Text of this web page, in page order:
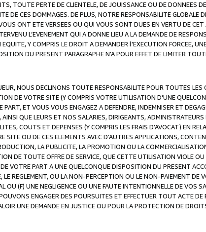
TOUTE PERTE DE CLIENTELE, DE JOUISSANCE OU DE DONNEES
DE CES DOMMAGES. DE PLUS, NOTRE RESPONSABILITE GLOBALE
ONT ETE VERSEES OU QUI VOUS SONT DUES EN VERTU DE
L’EVENEMENT QUI A DONNE LIEU A LA DEMANDE DE
Y COMPRIS LE DROIT A DEMANDER l'EXECUTION FORCEE,
DU PRESENT PARAGRAPHE N'A POUR EFFET DE LIMITER
NOUS DECLINONS TOUTE RESPONSABILITE POUR TOUTES
DE VOTRE SITE (Y COMPRIS VOTRE UTILISATION D'UNE
ET VOUS VOUS ENGAGEZ A DEFENDRE, INDEMNISER ET
QUE LEURS ET NOS SALARIES, DIRIGEANTS,
COUTS ET DEPENSES (Y COMPRIS LES FRAIS D’AVOCAT) EN
SITE OU DE CES ELEMENTS AVEC D’AUTRES APPLICATIONS,
LA PUBLICITE, LA PROMOTION OU LA
DE TOUTE OFFRE DE SERVICE, QUE CETTE UTILISATION VIOLE
VOTRE PART A UNE QUELCONQUE DISPOSITION DU PRESENT
REGLEMENT, OU LA NON-PERCEPTION OU LE NON-PAIEMENT DE
OU (F) UNE NEGLIGENCE OU UNE FAUTE INTENTIONNELLE DE VOS
ENGAGER DES POURSUITES ET EFFECTUER TOUT ACTE
UNE DEMANDE EN JUSTICE OU POUR LA PROTECTION DE